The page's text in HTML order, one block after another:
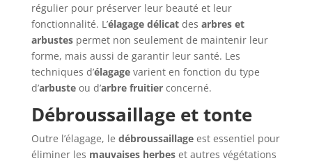
régulier pour préserver leur beauté et leur
fonctionnalité. L’élagage délicatdes arbres et
arbustespermet non seulement de maintenir leur
forme, mais aussi de garantir leur santé. Les
techniques d’élagagevarient en fonction du type
d’arbusteou d’arbre fruitierconcerné.
Débroussaillage et tonte
Outre l’élagage, le débroussaillageest essentiel pour
éliminer les mauvaises herbeset autres végétations